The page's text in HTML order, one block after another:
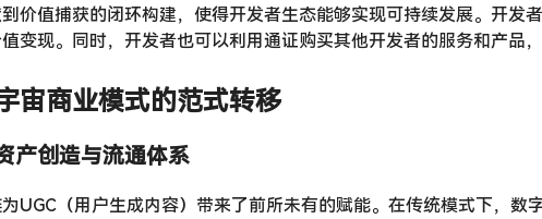
价值捕获的闭环构建，使得开发者生态能够实现可持续发展。开发
变现。同时，开发者也可以利用通证购买其他开发者的服务和产品
宙商业模式的范式转移
产创造与流通体系
UGC（用户生成内容）带来了前所未有的赋能。在传统模式下，数